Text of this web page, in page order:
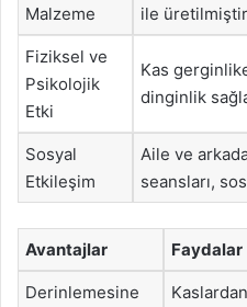
Malzeme
ile
Fiziksel ve
Psikolojik
Etki
Kas
dinginlik
Sosyal
Etkileşim
Aile ve
seansları,
Avantajlar Faydalar
Derinlemesine